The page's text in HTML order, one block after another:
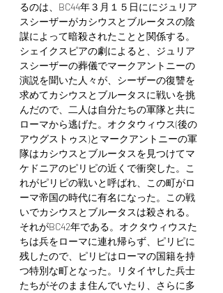
るのは、BC44年３月１５日ににジュリア
スシーザーがカシウスとブルータスの陰
謀によって暗殺されたことと関係する。
シェイクスピアの劇によると、ジュリア
スシーザーの葬儀でマークアントニーの
演説を聞いた人々が、シーザーの復讐を
求めてカシウスとブルータスに戦いを挑
んだので、二人は自分たちの軍隊と共に
ローマから逃げた。オクタウィウス(後の
アウグストゥス)とマークアントニーの軍
隊はカシウスとブルータスを見つけてマ
ケドニアのピリピの近くで衝突した。こ
れがピリピの戦いと呼ばれ、この町がロ
ーマ帝国の時代に有名になった。この戦
いでカシウスとブルータスは殺される。
それがBC42年である。オクタウィウスた
ちは兵をローマに連れ帰らず、ピリピに
残したので、ピリピはローマの国籍を持
つ特別な町となった。リタイヤした兵士
たちがそのまま住んでいたり、さらに多